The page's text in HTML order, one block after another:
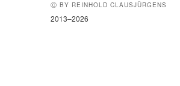
Ⓒ BY REINHOLD CLAUSJÜRGENS
2013–2026